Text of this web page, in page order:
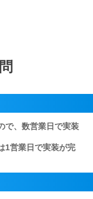
で、数営業日で実装
1営業日で実装が完